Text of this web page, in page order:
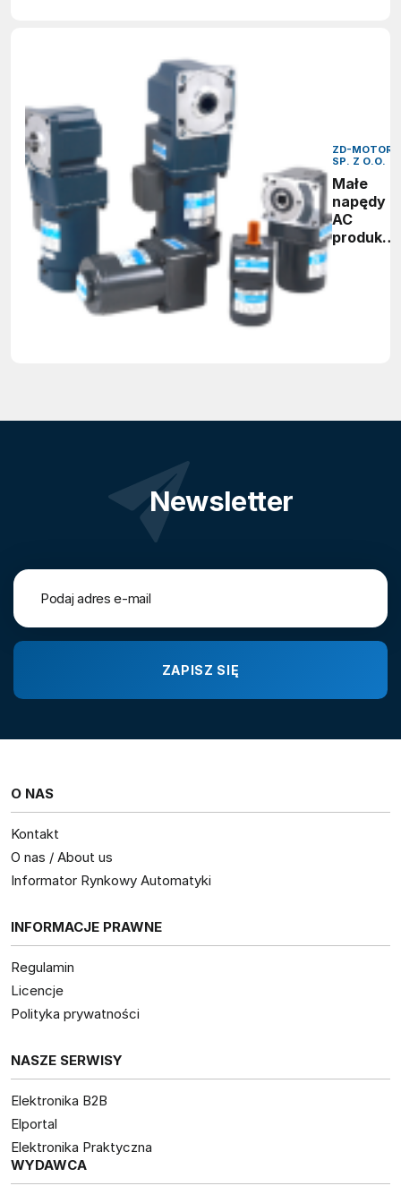
ZD-MOTOR
SP. Z O.O.
Małe
napędy
AC
produkcji
Newsletter
O NAS
Kontakt
O nas / About us
Informator Rynkowy Automatyki
INFORMACJE PRAWNE
Regulamin
Licencje
Polityka prywatności
NASZE SERWISY
Elektronika B2B
Elportal
Elektronika Praktyczna
WYDAWCA